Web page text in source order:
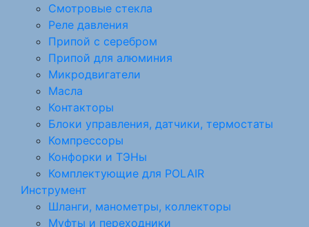
Смотровые стекла
Реле давления
Припой с серебром
Припой для алюминия
Микродвигатели
Масла
Контакторы
Блоки управления, датчики, термостаты
Компрессоры
Конфорки и ТЭНы
Комплектующие для POLAIR
Инструмент
Шланги, манометры, коллекторы
Муфты и переходники